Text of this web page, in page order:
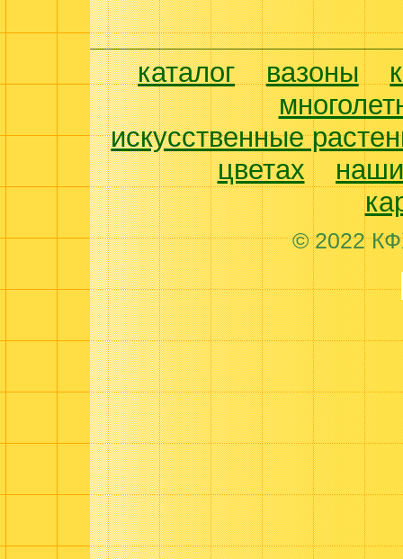
каталог вазоны
искусственные
цветах
© 2022